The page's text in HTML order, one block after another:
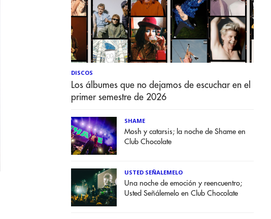
DISCOS
Los álbumes que no dejamos de escuchar en el
primer semestre de 2026
SHAME
Mosh y catarsis; la noche de Shame en
Club Chocolate
USTED SEÑALEMELO
Una noche de emoción y reencuentro;
Usted Señálemelo en Club Chocolate